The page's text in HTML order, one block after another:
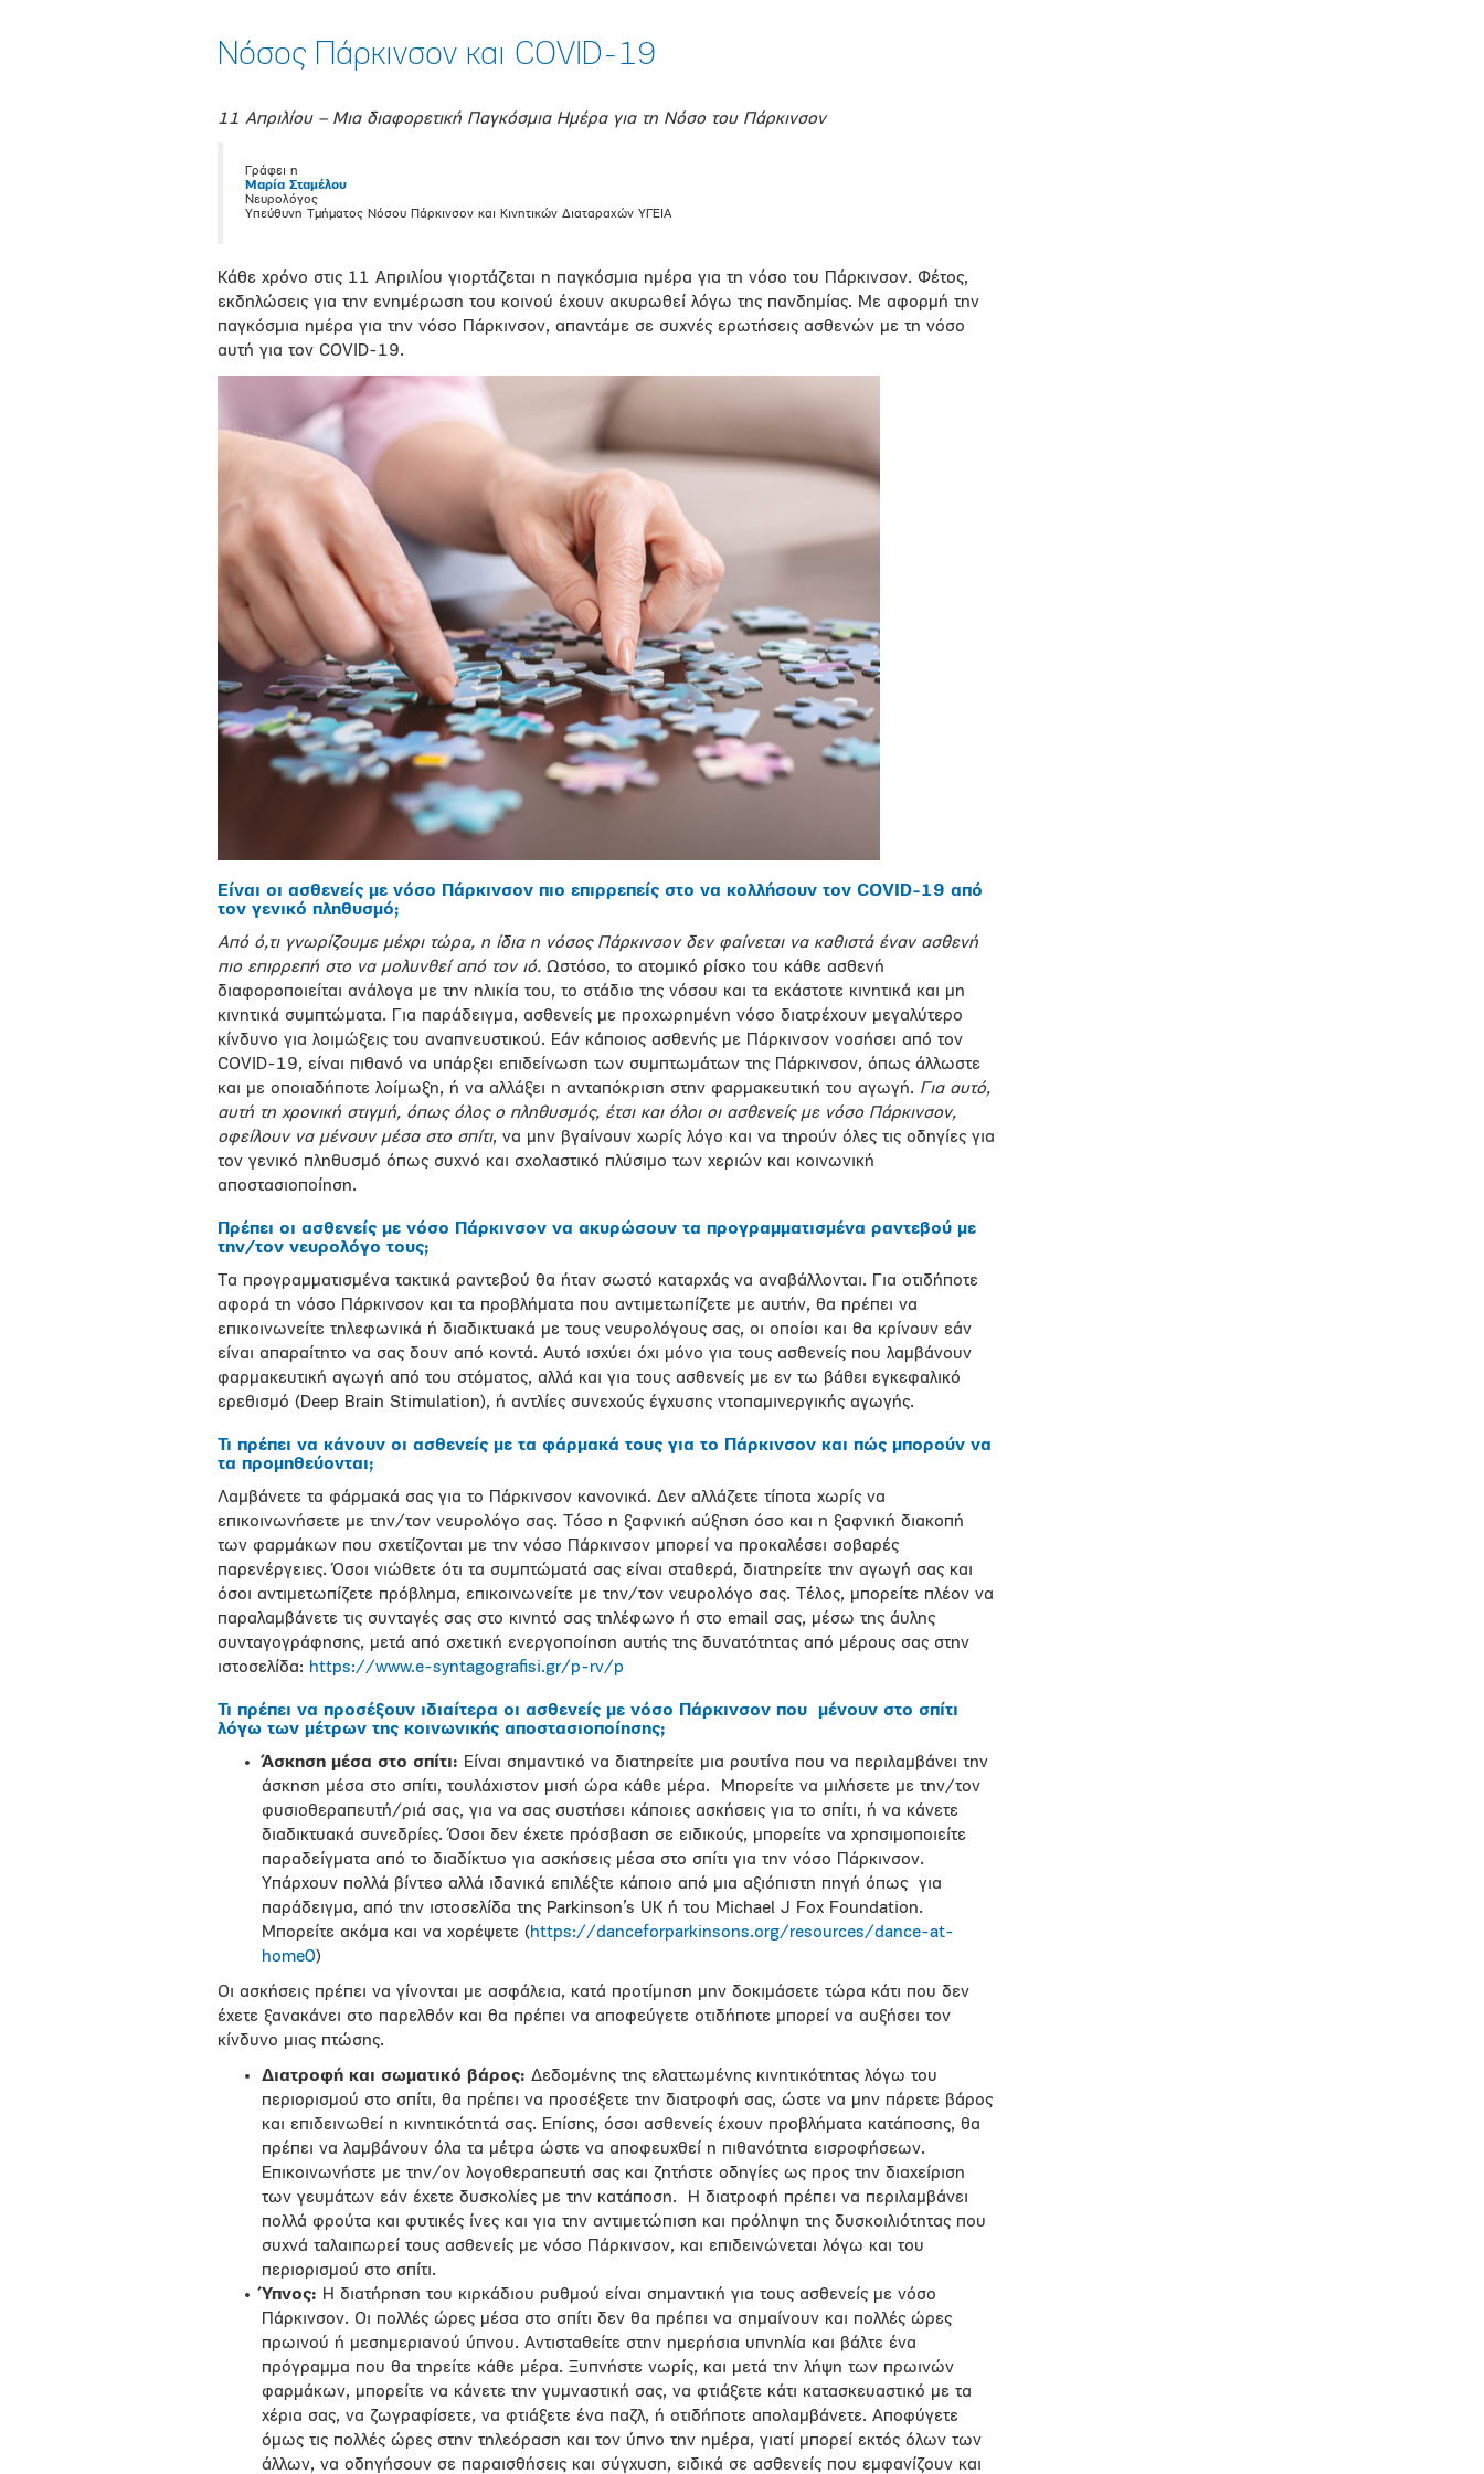
Νόσος Πάρκινσον και COVID-19
11 Απριλίου – Μια διαφορετική Παγκόσμια Ημέρα για τη Νόσο του Πάρκινσον
Γράφει η
Μαρία Σταμέλου
Νευρολόγος
Υπεύθυνη Τμήματος Νόσου Πάρκινσον και Κινητικών Διαταραχών ΥΓΕΙΑ
Κάθε χρόνο στις 11 Απριλίου γιορτάζεται η παγκόσμια ημέρα για τη νόσο του Πάρκινσον. Φέτος,
εκδηλώσεις για την ενημέρωση του κοινού έχουν ακυρωθεί λόγω της πανδημίας. Με αφορμή την
παγκόσμια ημέρα για την νόσο Πάρκινσον, απαντάμε σε συχνές ερωτήσεις ασθενών με τη νόσο
αυτή για τον COVID-19.
Είναι οι ασθενείς με νόσο Πάρκινσον πιο επιρρεπείς στο να κολλήσουν τον COVID-19 από
τον γενικό πληθυσμό;
Από ό,τι γνωρίζουμε μέχρι τώρα, η ίδια η νόσος Πάρκινσον δεν φαίνεται να καθιστά έναν ασθενή
πιο επιρρεπή στο να μολυνθεί από τον ιό. Ωστόσο, το ατομικό ρίσκο του κάθε ασθενή
διαφοροποιείται ανάλογα με την ηλικία του, το στάδιο της νόσου και τα εκάστοτε κινητικά και μη
κινητικά συμπτώματα. Για παράδειγμα, ασθενείς με προχωρημένη νόσο διατρέχουν μεγαλύτερο
κίνδυνο για λοιμώξεις του αναπνευστικού. Εάν κάποιος ασθενής με Πάρκινσον νοσήσει από τον
COVID-19, είναι πιθανό να υπάρξει επιδείνωση των συμπτωμάτων της Πάρκινσον, όπως άλλωστε
και με οποιαδήποτε λοίμωξη, ή να αλλάξει η ανταπόκριση στην φαρμακευτική του αγωγή. Για αυτό,
αυτή τη χρονική στιγμή, όπως όλος ο πληθυσμός, έτσι και όλοι οι ασθενείς με νόσο Πάρκινσον,
οφείλουν να μένουν μέσα στο σπίτι, να μην βγαίνουν χωρίς λόγο και να τηρούν όλες τις οδηγίες για
τον γενικό πληθυσμό όπως συχνό και σχολαστικό πλύσιμο των χεριών και κοινωνική
αποστασιοποίηση.
Πρέπει οι ασθενείς με νόσο Πάρκινσον να ακυρώσουν τα προγραμματισμένα ραντεβού με
την/τον νευρολόγο τους;
Τα προγραμματισμένα τακτικά ραντεβού θα ήταν σωστό καταρχάς να αναβάλλονται. Για οτιδήποτε
αφορά τη νόσο Πάρκινσον και τα προβλήματα που αντιμετωπίζετε με αυτήν, θα πρέπει να
επικοινωνείτε τηλεφωνικά ή διαδικτυακά με τους νευρολόγους σας, οι οποίοι και θα κρίνουν εάν
είναι απαραίτητο να σας δουν από κοντά. Αυτό ισχύει όχι μόνο για τους ασθενείς που λαμβάνουν
φαρμακευτική αγωγή από του στόματος, αλλά και για τους ασθενείς με εν τω βάθει εγκεφαλικό
ερεθισμό (Deep Brain Stimulation), ή αντλίες συνεχούς έγχυσης ντοπαμινεργικής αγωγής.
Τι πρέπει να κάνουν οι ασθενείς με τα φάρμακά τους για το Πάρκινσον και πώς μπορούν να
τα προμηθεύονται;
Λαμβάνετε τα φάρμακά σας για το Πάρκινσον κανονικά. Δεν αλλάζετε τίποτα χωρίς να
επικοινωνήσετε με την/τον νευρολόγο σας. Τόσο η ξαφνική αύξηση όσο και η ξαφνική διακοπή
των φαρμάκων που σχετίζονται με την νόσο Πάρκινσον μπορεί να προκαλέσει σοβαρές
παρενέργειες. Όσοι νιώθετε ότι τα συμπτώματά σας είναι σταθερά, διατηρείτε την αγωγή σας και
όσοι αντιμετωπίζετε πρόβλημα, επικοινωνείτε με την/τον νευρολόγο σας. Τέλος, μπορείτε πλέον να
παραλαμβάνετε τις συνταγές σας στο κινητό σας τηλέφωνο ή στο email σας, μέσω της άυλης
συνταγογράφησης, μετά από σχετική ενεργοποίηση αυτής της δυνατότητας από μέρους σας στην
ιστοσελίδα: https://www.e-syntagografisi.gr/p-rv/p
Τι πρέπει να προσέξουν ιδιαίτερα οι ασθενείς με νόσο Πάρκινσον που
μένουν στο σπίτι
λόγω των μέτρων της κοινωνικής αποστασιοποίησης;
Άσκηση μέσα στο σπίτι: Είναι σημαντικό να διατηρείτε μια ρουτίνα που να περιλαμβάνει την
άσκηση μέσα στο σπίτι, τουλάχιστον μισή ώρα κάθε μέρα.
Μπορείτε να μιλήσετε με την/τον
φυσιοθεραπευτή/ριά σας, για να σας συστήσει κάποιες ασκήσεις για το σπίτι, ή να κάνετε
διαδικτυακά συνεδρίες. Όσοι δεν έχετε πρόσβαση σε ειδικούς, μπορείτε να χρησιμοποιείτε
παραδείγματα από το διαδίκτυο για ασκήσεις μέσα στο σπίτι για την νόσο Πάρκινσον.
Υπάρχουν πολλά βίντεο αλλά ιδανικά επιλέξτε κάποιο από μια αξιόπιστη πηγή όπως
για
παράδειγμα, από την ιστοσελίδα της Parkinson’s UK ή του Michael J Fox Foundation.
Μπορείτε ακόμα και να χορέψετε (https://danceforparkinsons.org/resources/dance-at-
home0)
Οι ασκήσεις πρέπει να γίνονται με ασφάλεια, κατά προτίμηση μην δοκιμάσετε τώρα κάτι που δεν
έχετε ξανακάνει στο παρελθόν και θα πρέπει να αποφεύγετε οτιδήποτε μπορεί να αυξήσει τον
κίνδυνο μιας πτώσης.
Διατροφή και σωματικό βάρος: Δεδομένης της ελαττωμένης κινητικότητας λόγω του
περιορισμού στο σπίτι, θα πρέπει να προσέξετε την διατροφή σας, ώστε να μην πάρετε βάρος
και επιδεινωθεί η κινητικότητά σας. Επίσης, όσοι ασθενείς έχουν προβλήματα κατάποσης, θα
πρέπει να λαμβάνουν όλα τα μέτρα ώστε να αποφευχθεί η πιθανότητα εισροφήσεων.
Επικοινωνήστε με την/ον λογοθεραπευτή σας και ζητήστε οδηγίες ως προς την διαχείριση
των γευμάτων εάν έχετε δυσκολίες με την κατάποση.
Η διατροφή πρέπει να περιλαμβάνει
πολλά φρούτα και φυτικές ίνες και για την αντιμετώπιση και πρόληψη της δυσκοιλιότητας που
συχνά ταλαιπωρεί τους ασθενείς με νόσο Πάρκινσον, και επιδεινώνεται λόγω και του
περιορισμού στο σπίτι.
Ύπνος: Η διατήρηση του κιρκάδιου ρυθμού είναι σημαντική για τους ασθενείς με νόσο
Πάρκινσον. Οι πολλές ώρες μέσα στο σπίτι δεν θα πρέπει να σημαίνουν και πολλές ώρες
πρωινού ή μεσημεριανού ύπνου. Αντισταθείτε στην ημερήσια υπνηλία και βάλτε ένα
πρόγραμμα που θα τηρείτε κάθε μέρα. Ξυπνήστε νωρίς, και μετά την λήψη των πρωινών
φαρμάκων, μπορείτε να κάνετε την γυμναστική σας, να φτιάξετε κάτι κατασκευαστικό με τα
χέρια σας, να ζωγραφίσετε, να φτιάξετε ένα παζλ, ή οτιδήποτε απολαμβάνετε. Αποφύγετε
όμως τις πολλές ώρες στην τηλεόραση και τον ύπνο την ημέρα, γιατί μπορεί εκτός όλων των
άλλων, να οδηγήσουν σε παραισθήσεις και σύγχυση, ειδικά σε ασθενείς που εμφανίζουν και